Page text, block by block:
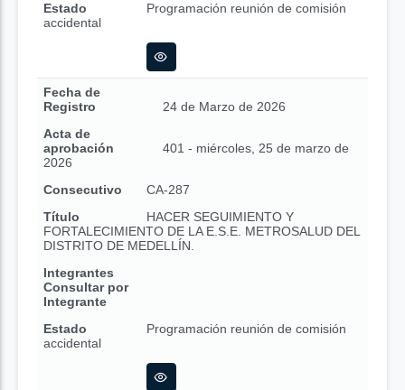
Estado
Programación reunión de comisión
accidental
Fecha de
Registro
24 de Marzo de 2026
Acta de
aprobación
401 - miércoles, 25 de marzo de
2026
Consecutivo
CA-287
Título
HACER SEGUIMIENTO Y
FORTALECIMIENTO DE LA E.S.E. METROSALUD DEL
DISTRITO DE MEDELLÍN.
Integrantes
Consultar por
Integrante
Estado
Programación reunión de comisión
accidental